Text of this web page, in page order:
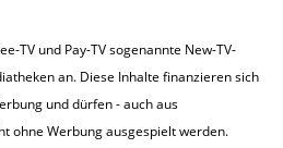
TV und Pay-TV sogenannte New-TV-
an. Diese Inhalte finanzieren sich
und dürfen - auch aus
ohne Werbung ausgespielt werden.